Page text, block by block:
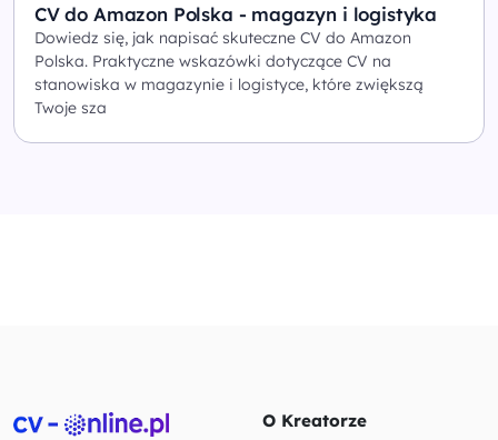
CV do Amazon Polska - magazyn i logistyka
Dowiedz się, jak napisać skuteczne CV do Amazon
Polska. Praktyczne wskazówki dotyczące CV na
stanowiska w magazynie i logistyce, które zwiększą
Twoje sza
O Kreatorze